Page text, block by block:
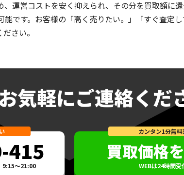
運営コストを安く抑えられ、その分を買取額に
能です。お客様の「高く売りたい。」「すぐ査定
さい。
お気軽にご連絡くだ
415
9:15～21:00
カンタン1分無料
買取価格
WEBは24時間受